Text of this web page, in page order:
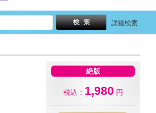
詳細検索
絶版
税込： 1,980 円